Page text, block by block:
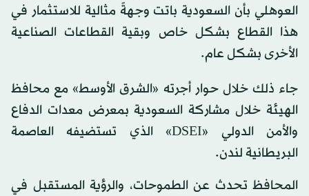
العوهلي بأن السعودية باتت وجهةً مثالية للاستثمار في
هذا القطاع بشكل خاص وبقية القطاعات الصناعية
الأخرى بشكل عام.
جاء ذلك خلال حوار أجرته «الشرق الأوسط» مع محافظ
الهيئة خلال مشاركة السعودية بمعرض معدات الدفاع
والأمن الدولي «DSEI» الذي تستضيفه العاصمة
البريطانية لندن.
المحافظ تحدث عن الطموحات، والرؤية المستقبل في